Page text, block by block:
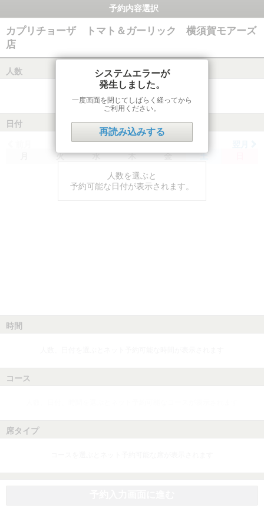
予約内容選択
カプリチョーザ トマト＆ガーリック 横須賀モアーズ
店
人数
日付
火 水 木 金 土
人数を選ぶと
予約可能な日付が表示されます。
時間
コース
席タイプ
システムエラーが
発生しました。
一度画面を閉じてしばらく経ってから
ご利用ください。
再読み込みする